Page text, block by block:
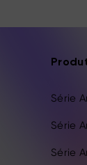
Série
Série
Série